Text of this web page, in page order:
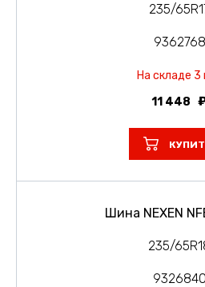
235/
9362768
На складе 3
11 448
Шина NEXEN
235/
9326840